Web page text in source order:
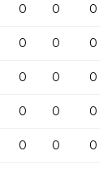
0 0 0
0 0 0
0 0 0
0 0 0
0 0 0